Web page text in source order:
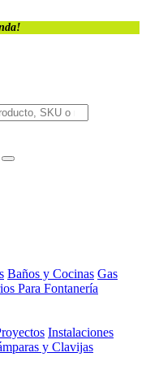
Baños y Cocinas Gas
Para Fontanería
Instalaciones
y Clavijas